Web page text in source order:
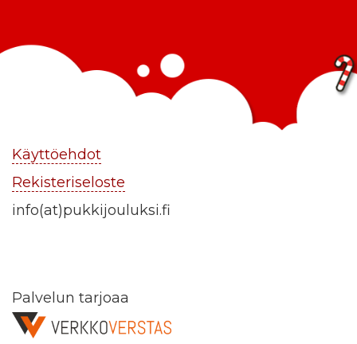
Käyttöehdot
Rekisteriseloste
info(at)pukkijouluksi.fi
Palvelun tarjoaa